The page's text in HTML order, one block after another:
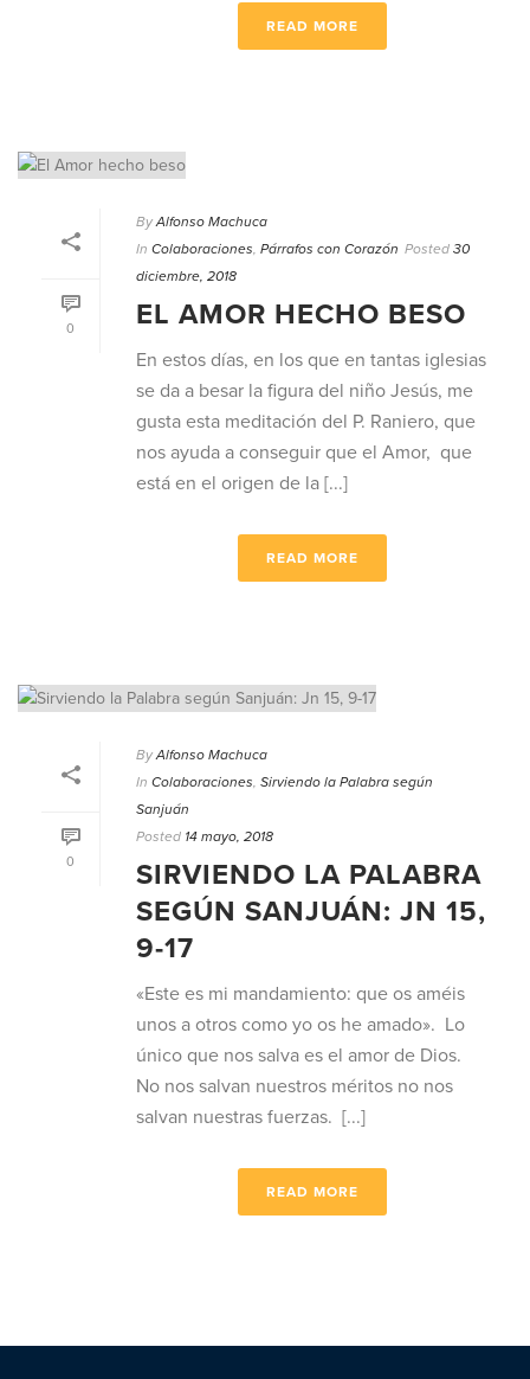
READ MORE
0
By Alfonso Machuca
In Colaboraciones, Párrafos con Corazón Posted 30
diciembre, 2018
EL AMOR HECHO BESO
En estos días, en los que en tantas iglesias
se da a besar la figura del niño Jesús, me
gusta esta meditación del P. Raniero, que
nos ayuda a conseguir que el Amor, que
está en el origen de la [...]
READ MORE
0
By Alfonso Machuca
In Colaboraciones Sirviendo la Palabra según
Sanjuán
Posted 14 mayo, 2018
SIRVIENDO LA PALABRA
SEGÚN SANJUÁN: JN 15,
9-17
«Este es mi mandamiento: que os améis
unos a otros como yo os he amado». Lo
único que nos salva es el amor de Dios.
No nos salvan nuestros méritos no nos
salvan nuestras fuerzas. [...]
READ MORE